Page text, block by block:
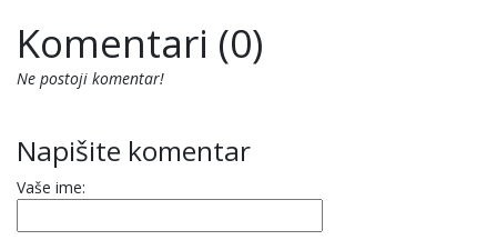
Komentari (0)
Ne postoji komentar!
Napišite komentar
Vaše ime: